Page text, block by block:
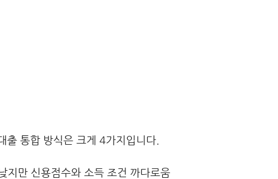
통합 방식은 크게 4가지입니다.
지만 신용점수와 소득 조건 까다로움